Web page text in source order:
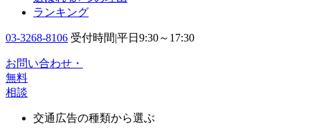
ランキング
03-3268-8106 受付時間|平日9:30～17:30
お問い合わせ・
無料
相談
交通広告の種類から選ぶ